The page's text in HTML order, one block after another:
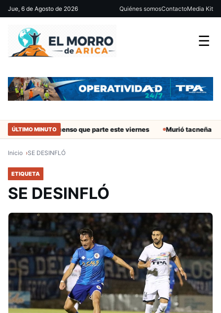
Jue, 6 de Agosto de 2026 Quiénes somosContactoMedia Kit
☰
ÚLTIMO MINUTO
Fecha 19 del Ascenso que parte este viernes Murió tacneña
Inicio SE DESINFLÓ
ETIQUETA
SE DESINFLÓ